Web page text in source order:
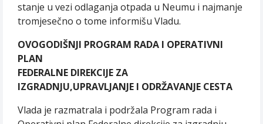
stanje u vezi odlaganja otpada u Neumu i najmanje
tromjesečno o tome informišu Vladu.
OVOGODIŠNJI PROGRAM RADA I OPERATIVNI
PLAN
FEDERALNE DIREKCIJE ZA
IZGRADNJU,UPRAVLJANJE I ODRŽAVANJE CESTA
Vlada je razmatrala i podržala Program rada i